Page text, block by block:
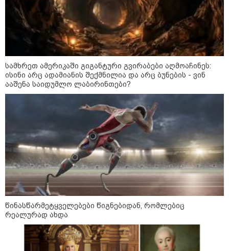
რუსებმა ხარკოვს და ოდესას
დაარტყეს, არიან დაღუპულები
და დაშავებულები - რა
ინფორმაციას ავრცელებს
ხარკოვის მერი?
10:02 / 09-08-2026
"ქართული ოცნება” ხელს
უწყობს ირანული
ტერორისტული ქსელების
უკანონო გაფართოებას, თუმცა
მაინც ამერიკას უყენებს
მოთხოვნებს?" - ჯო უილსონი
კატეგორიის ყველა სიახლე
კვირაში გვექნება ახალი
კონტაქტები შუამავლებთან -
უკრაინა ყოველთვის აქტიურია
სამხრეთ ამერიკაში გიგანტური გვირაბები აღმოაჩინეს:
ისინი არც ადამიანის შექმნილია და არც ბუნების - ვინ
ააშენა საიდუმლო ლაბირინთები?
წინასწარმეტყველებები წიგნებიდან, რომლებიც
რეალურად ახდა